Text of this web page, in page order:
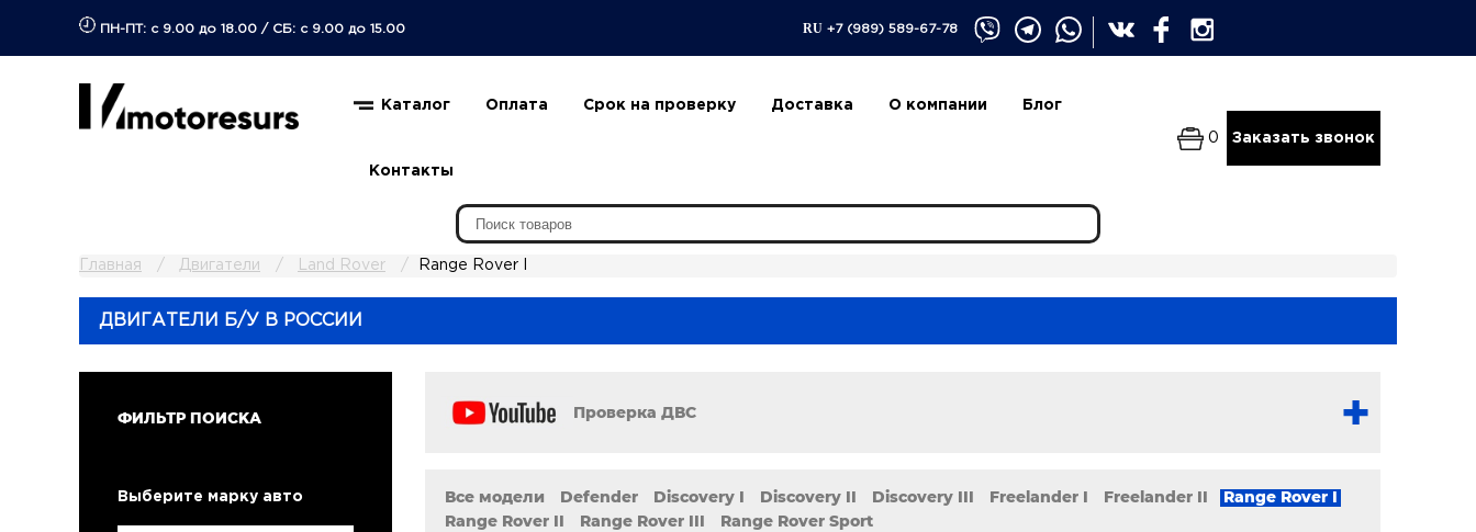
ПН-ПТ: с 9.00 до 18.00 / СБ: с 9.00 до 15.00 RU +7 (989) 589-67-78
Каталог Оплата Срок на проверку Доставка О компании Блог
Контакты
0 Заказать звонок
Главная Двигатели Land Rover Range Rover I
ДВИГАТЕЛИ Б/У В РОССИИ
ФИЛЬТР ПОИСКА
Выберите марку авто
Проверка ДВС
Все модели Defender Discovery I Discovery II Discovery III Freelander I Freelander II
Range Rover I
Range Rover II
Range Rover III Range Rover Sport